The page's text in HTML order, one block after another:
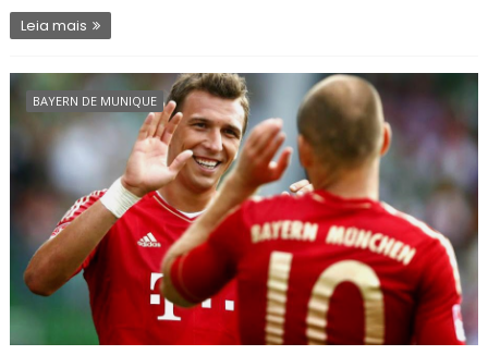
Leia mais
BAYERN DE MUNIQUE